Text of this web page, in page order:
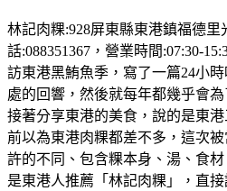
林記肉粿:928屏東縣東港鎮福德里
話:088351367，營業時間:07:30-
訪東港黑鮪魚季，寫了一篇24小時
處的回響，然後就每年都幾乎會
接著分享東港的美食，說的是東
前以為東港肉粿都差不多，這次
許的不同、包含粿本身、湯、食
是東港人推薦「林記肉粿」，直